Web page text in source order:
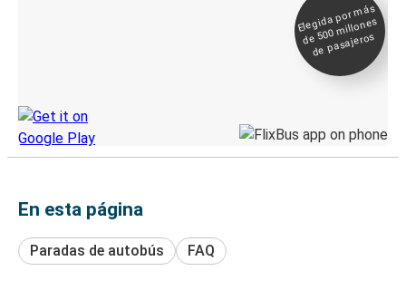
Elegida por
más
de 500
millones
de pasajeros
En esta página
Paradas de autobús FAQ